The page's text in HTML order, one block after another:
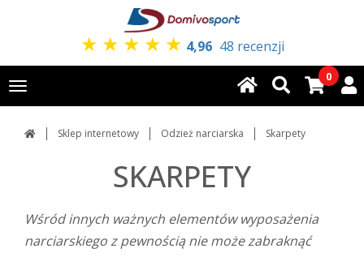
★ ★ ★ ★ ★ 4,96 48 recenzji
Toggle
navigation
0
Sklep internetowy Odzież narciarska Skarpety
SKARPETY
Wśród innych ważnych elementów wyposażenia
narciarskiego z pewnością nie może zabraknąć